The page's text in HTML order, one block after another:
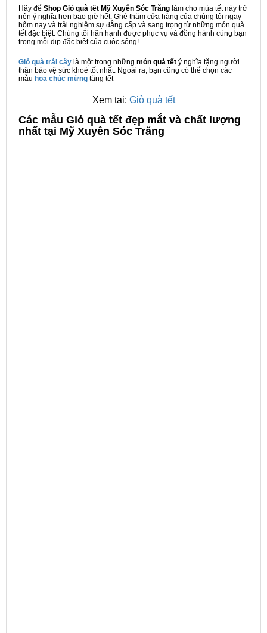
Hãy để Shop Giỏ quà tết Mỹ Xuyên Sóc Trăng làm cho mùa tết này trở
nên ý nghĩa hơn bao giờ hết. Ghé thăm cửa hàng của chúng tôi ngay
hôm nay và trải nghiệm sự đẳng cấp và sang trọng từ những món quà
tết đặc biệt. Chúng tôi hân hạnh được phục vụ và đồng hành cùng bạn
trong mỗi dịp đặc biệt của cuộc sống!
Giỏ quà trái cây là một trong những món quà tết ý nghĩa tặng người
thân bảo vệ sức khoẻ tốt nhất. Ngoài ra, bạn cũng có thể chọn các
mẫu hoa chúc mừng tặng tết
Xem tại: Giỏ quà tết
Các mẫu Giỏ quà tết đẹp mắt và chất lượng
nhất tại Mỹ Xuyên Sóc Trăng